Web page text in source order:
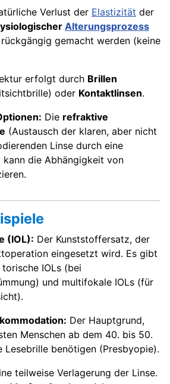
Verlust der Elastizität der
Alterungsprozess
gemacht werden (keine
erfolgt durch Brillen
oder Kontaktlinsen.
Die refraktive
(Austausch der klaren, aber nicht
Linse durch eine
die Abhängigkeit von
(IOL): Der Kunststoffersatz, der
eingesetzt wird. Es gibt
IOLs (bei
und multifokale IOLs (für
Der Hauptgrund,
Menschen ab dem 40. bis 50.
Lesebrille benötigen (Presbyopie).
teilweise Verlagerung der Linse.